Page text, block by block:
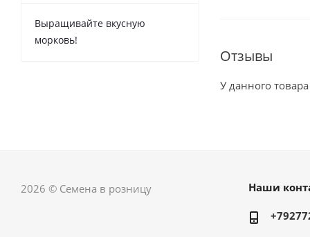
Отзывы
У данного
Выращивайте вкусную
морковь!
2026 © Семена в розницу Наши